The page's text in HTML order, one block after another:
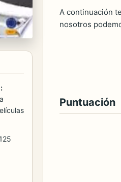
A continuación
nosotros
Puntuación